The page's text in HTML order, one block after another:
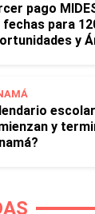
pago
fechas para
y
y